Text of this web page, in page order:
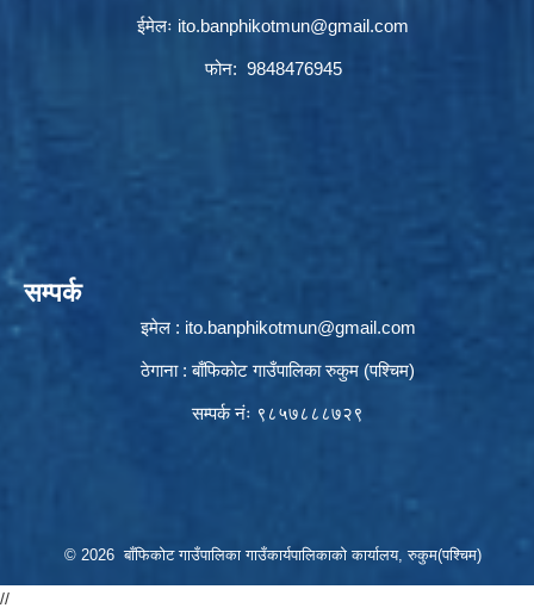
ईमेलः ito.banphikotmun@gmail.com
फोन: 9848476945
सम्पर्क
इमेल : ito.banphikotmun@gmail.com
ठेगाना : बाँफिकोट गाउँपालिका रुकुम (पश्चिम)
सम्पर्क नंः ९८५७८८८७२९
© 2026 बाँफिकोट गाउँपालिका गाउँकार्यपालिकाको कार्यालय, रुकुम(पश्चिम)
//